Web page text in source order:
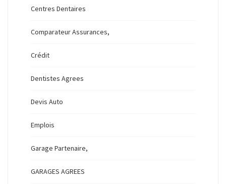
Centres Dentaires
Comparateur Assurances,
Crédit
Dentistes Agrees
Devis Auto
Emplois
Garage Partenaire,
GARAGES AGREES